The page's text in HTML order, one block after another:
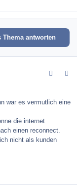
Thema antworten
war es vermutlich eine
die internet
einen reconnect.
nicht als kunden